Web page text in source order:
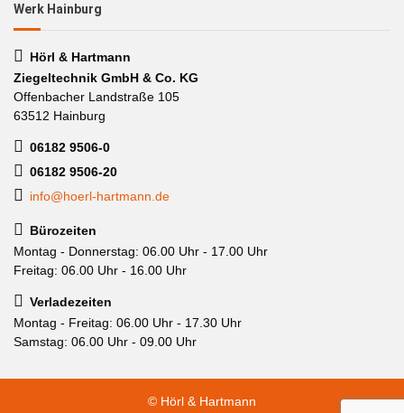
Werk Hainburg
Hörl & Hartmann
Ziegeltechnik GmbH & Co. KG
Offenbacher Landstraße 105
63512 Hainburg
06182 9506-0
06182 9506-20
info@hoerl-hartmann.de
Bürozeiten
Montag - Donnerstag: 06.00 Uhr - 17.00 Uhr
Freitag: 06.00 Uhr - 16.00 Uhr
Verladezeiten
Montag - Freitag: 06.00 Uhr - 17.30 Uhr
Samstag: 06.00 Uhr - 09.00 Uhr
© Hörl & Hartmann